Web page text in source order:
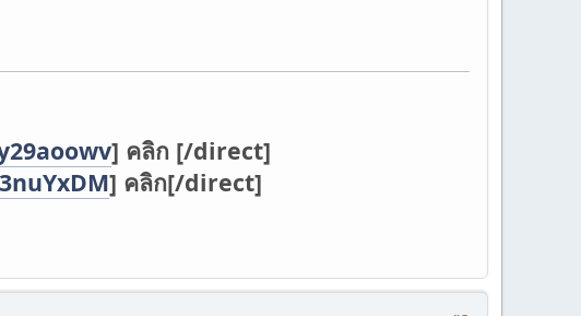
] คลิก [/direct]
] คลิก[/direct]